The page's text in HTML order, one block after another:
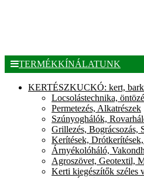
TERMÉKKÍNÁLATUNK
KERTÉSZKUCKÓ: kert,
Locsolástechnika,
Permetezés, Alkatrészek
Szúnyoghálók,
Grillezés, Bográcsozás,
Kerítések,
Árnyékolóháló,
Agroszövet, Geotextil,
Kerti kiegészítők széles